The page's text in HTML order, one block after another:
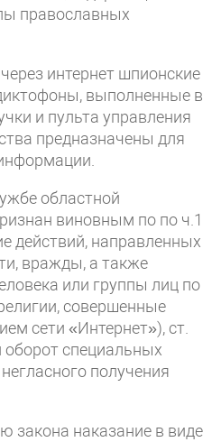
православных
интернет шпионские
выполненные в
и пульта управления
предназначены для
областной
виновным по по ч.1
действий, направленных
вражды, а также
или группы лиц по
совершенные
сети «Интернет»), ст.
специальных
получения
закона наказание в виде